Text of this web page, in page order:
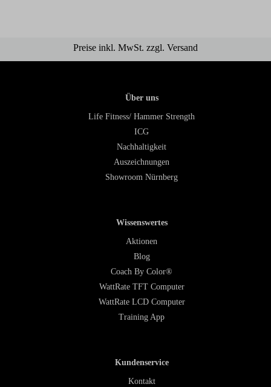
Preise inkl. MwSt. zzgl. Versand
Über uns
Life Fitness/ Hammer Strength
ICG
Nachhaltigkeit
Auszeichnungen
Showroom Nürnberg
Wissenswertes
Aktionen
Blog
Coach By Color®
WattRate TFT Computer
WattRate LCD Computer
Training App
Kundenservice
Kontakt